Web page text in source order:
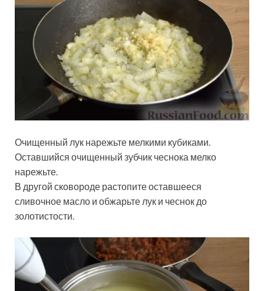
Очищенный лук нарежьте мелкими кубиками.
Оставшийся очищенный зубчик чеснока мелко
нарежьте.
В другой сковороде растопите оставшееся
сливочное масло и обжарьте лук и чеснок до
золотистости.